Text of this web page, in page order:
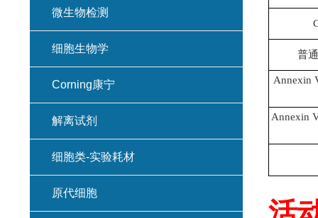
普
Annexin
Annexin
微生物检测
细胞生物学
Corning康宁
解离试剂
细胞类-实验耗材
原代细胞